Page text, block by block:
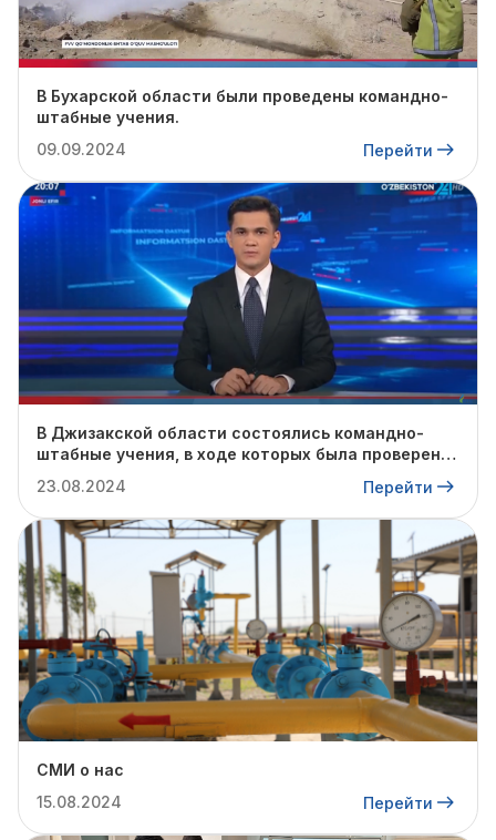
В Бухарской области были проведены командно-
штабные учения.
09.09.2024
Перейти
В Джизакской области состоялись командно-
штабные учения, в ходе которых была проверена
осенне-зимнему сезону.
23.08.2024 Перейти
СМИ о нас
15.08.2024
Перейти